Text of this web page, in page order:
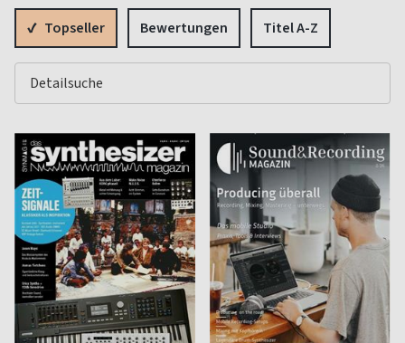
Topseller Bewertungen Titel A-Z